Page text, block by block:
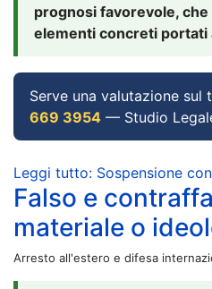
prognosi favorevole,
elementi concreti portati
Serve una valutazione sul
669 3954 — Studio
Leggi tutto: Sospensione
Falso e
materiale o
Arresto all'estero e difesa